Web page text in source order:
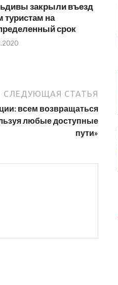
закрыли въезд
туристам на
срок
СЛЕДУЮЩАЯ СТАТЬЯ
всем возвращаться
любые доступные
пути»